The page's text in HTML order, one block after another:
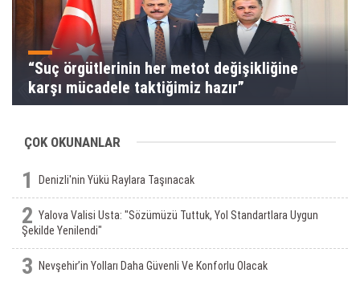
“Suç örgütlerinin her metot değişikliğine
karşı mücadele taktiğimiz hazır”
ÇOK OKUNANLAR
1 Denizli'nin Yükü Raylara Taşınacak
2 Yalova Valisi Usta: "Sözümüzü Tuttuk, Yol Standartlara Uygun
Şekilde Yenilendi"
3 Nevşehir’in Yolları Daha Güvenli Ve Konforlu Olacak